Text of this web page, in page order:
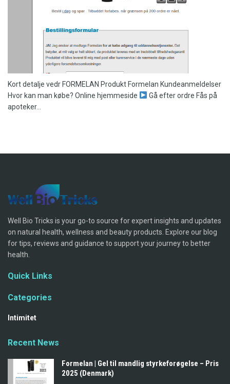
Kort detalje vedr FORMELAN Produkt Formelan Kundeanmeldelser
Hvor kan man købe? Online hjemmeside
Gå efter ordre Fås på
apoteker...
Well Bio Tricks is your go-to source for expert insights and updates
on natural health, wellness and beauty products. Explore our blog
for tips, reviews and guidance to support your journey to better
health.
Quick Links
Categories
Intimitet
Recent News
Formelan | Gel til mandlig styrkeforøgelse – Pris
2025 (Denmark)